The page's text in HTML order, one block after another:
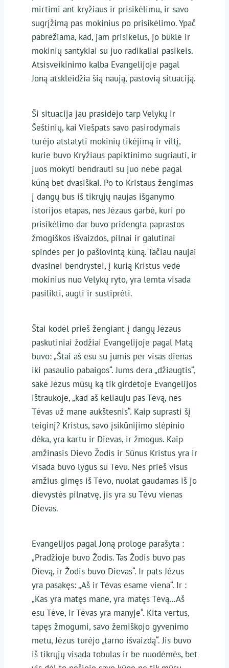
mirtimi ant kryžiaus ir prisikėlimu, ir savo
sugrįžimą pas mokinius po prisikėlimo. Ypač
pabrėžiama, kad, jam prisikėlus, jo būklė ir
mokinių santykiai su juo radikaliai pasikeis.
Atsisveikinimo kalba Evangelijoje pagal
Joną atskleidžia šią naują, pastovią situaciją.
Ši situacija jau prasidėjo tarp Velykų ir
Šeštinių, kai Viešpats savo pasirodymais
turėjo atstatyti mokinių tikėjimą ir viltį,
kurie buvo Kryžiaus papiktinimo sugriauti, ir
juos mokyti bendrauti su juo nebe pagal
kūną bet dvasiškai. Po to Kristaus žengimas
į dangų bus iš tikrųjų naujas išganymo
istorijos etapas, nes Jėzaus garbė, kuri po
prisikėlimo dar buvo pridengta paprastos
žmogiškos išvaizdos, pilnai ir galutinai
spindės per jo pašlovintą kūną. Tačiau naujai
dvasinei bendrystei, į kurią Kristus vedė
mokinius nuo Velykų ryto, yra lemta visada
pasilikti, augti ir sustiprėti.
Štai kodėl prieš žengiant į dangų Jėzaus
paskutiniai žodžiai Evangelijoje pagal Matą
buvo: „Štai aš esu su jumis per visas dienas
iki pasaulio pabaigos“. Jums dera „džiaugtis“,
sakė Jėzus mūsų ką tik girdėtoje Evangelijos
ištraukoje, „kad aš keliauju pas Tėvą, nes
Tėvas už mane aukštesnis“. Kaip suprasti šį
teiginį? Kristus, savo įsikūnijimo slėpinio
dėka, yra kartu ir Dievas, ir žmogus. Kaip
amžinasis Dievo Žodis ir Sūnus Kristus yra ir
visada buvo lygus su Tėvu. Nes prieš visus
amžius gimęs iš Tėvo, nuolat gaudamas iš jo
dievystės pilnatvę, jis yra su Tėvu vienas
Dievas.
Evangelijos pagal Joną prologe parašyta :
„Pradžioje buvo Žodis. Tas Žodis buvo pas
Dievą, ir Žodis buvo Dievas“. Ir pats Jėzus
yra pasakęs: „Aš ir Tėvas esame viena“. Ir :
„Kas yra matęs mane, yra matęs Tėvą…Aš
esu Tėve, ir Tėvas yra manyje“. Kita vertus,
tapęs žmogumi, savo žemiškojo gyvenimo
metu, Jėzus turėjo „tarno išvaizdą“. Jis buvo
iš tikrųjų visada tobulas ir be nuodėmės, bet